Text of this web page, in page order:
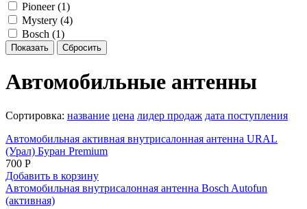
Pioneer (1)
Mystery (4)
Bosch (1)
Автомобильные антенны
Сортировка: название цена лидер продаж дата поступления
Автомобильная активная внутрисалонная антенна URAL
(Урал) Буран Premium
700 Р
Добавить в корзину
Автомобильная внутрисалонная антенна Bosch Autofun
(активная)